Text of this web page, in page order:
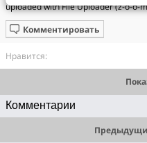
uploaded with File Uploader (z-o-o-
Комментировать
Нравится:
Комментарии